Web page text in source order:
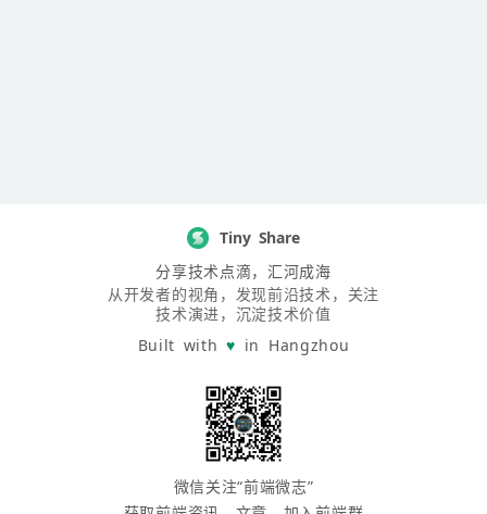
Tiny Share
分享技术点滴，汇河成海
从开发者的视角，发现前沿技术，关注
技术演进，沉淀技术价值
Built with♥ in Hangzhou
微信关注“前端微志”